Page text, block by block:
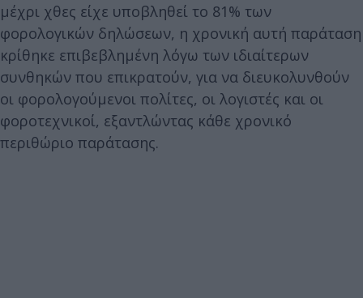
μέχρι χθες είχε υποβληθεί το 81% των
φορολογικών δηλώσεων, η χρονική αυτή παράταση
κρίθηκε επιβεβλημένη λόγω των ιδιαίτερων
συνθηκών που επικρατούν, για να διευκολυνθούν
οι φορολογούμενοι πολίτες, οι λογιστές και οι
φοροτεχνικοί, εξαντλώντας κάθε χρονικό
περιθώριο παράτασης.